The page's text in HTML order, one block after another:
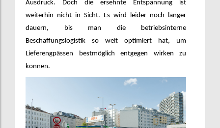
Ausdruck. Doch die ersehnte Entspannung ist
weiterhin nicht in Sicht. Es wird leider noch länger
dauern, bis man die betriebsinterne
Beschaffungslogistik so weit optimiert hat, um
Lieferengpässen bestmöglich entgegen wirken zu
können.